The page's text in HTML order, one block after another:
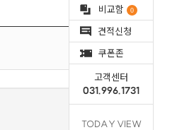
비교함 0
견적신청
쿠폰존
고객센터
031.996.1731
TODAY VIEW
전체해제